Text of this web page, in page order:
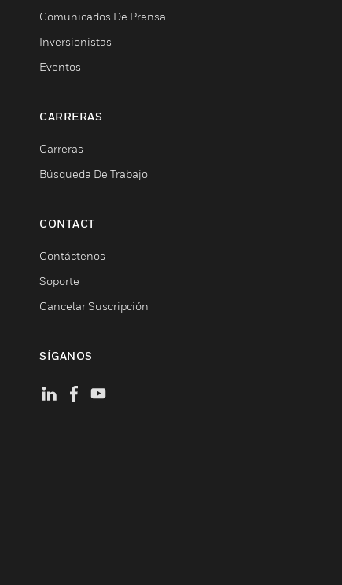
Comunicados De Prensa
Inversionistas
Eventos
CARRERAS
Carreras
Búsqueda De Trabajo
CONTACT
Contáctenos
Soporte
Cancelar Suscripción
SÍGANOS